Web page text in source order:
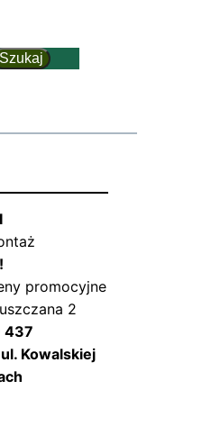
Szukaj
promocyjne
2
437
Kowalskiej